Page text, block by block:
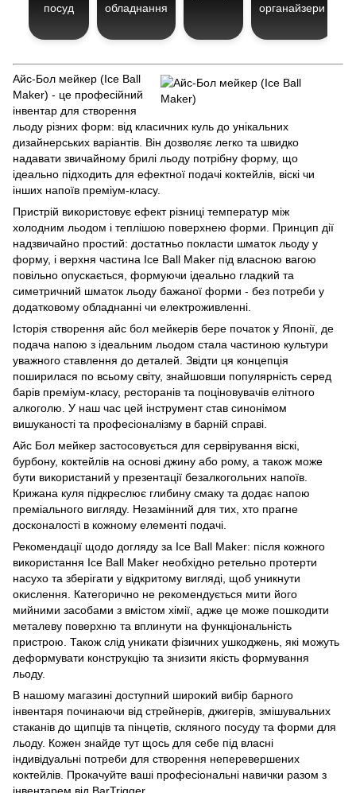
посуд
обладнання
органайзери
Айс-Бол мейкер (Ice Ball
Maker) - це професійний
інвентар для створення
льоду різних форм: від класичних куль до унікальних
дизайнерських варіантів. Він дозволяє легко та швидко
надавати звичайному брилі льоду потрібну форму, що
ідеально підходить для ефектної подачі коктейлів, віскі чи
інших напоїв преміум-класу.
Пристрій використовує ефект різниці температур між
холодним льодом і теплішою поверхнею форми. Принцип дії
надзвичайно простий: достатньо покласти шматок льоду у
форму, і верхня частина Ice Ball Maker під власною вагою
повільно опускається, формуючи ідеально гладкий та
симетричний шматок льоду бажаної форми - без потреби у
додатковому обладнанні чи електроживленні.
Історія створення айс бол мейкерів бере початок у Японії, де
подача напою з ідеальним льодом стала частиною культури
уважного ставлення до деталей. Звідти ця концепція
поширилася по всьому світу, знайшовши популярність серед
барів преміум-класу, ресторанів та поціновувачів елітного
алкоголю. У наш час цей інструмент став синонімом
вишуканості та професіоналізму в барній справі.
Айс Бол мейкер застосовується для сервірування віскі,
бурбону, коктейлів на основі джину або рому, а також може
бути використаний у презентації безалкогольних напоїв.
Крижана куля підкреслює глибину смаку та додає напою
преміального вигляду. Незамінний для тих, хто прагне
досконалості в кожному елементі подачі.
Рекомендації щодо догляду за Ice Ball Maker: після кожного
використання Ice Ball Maker необхідно ретельно протерти
насухо та зберігати у відкритому вигляді, щоб уникнути
окислення. Категорично не рекомендується мити його
мийними засобами з вмістом хімії, адже це може пошкодити
металеву поверхню та вплинути на функціональність
пристрою. Також слід уникати фізичних ушкоджень, які можуть
деформувати конструкцію та знизити якість формування
льоду.
В нашому магазині доступний широкий вибір барного
інвентаря починаючи від стрейнерів, джигерів, змішувальних
стаканів до щипців та пінцетів скляного посуду та форми для
льоду. Кожен знайде тут щось для себе під власні
індивідуальні потреби для створення неперевершених
коктейлів. Прокачуйте ваші професіональні навички разом з
інвентарем від BarTrigger.